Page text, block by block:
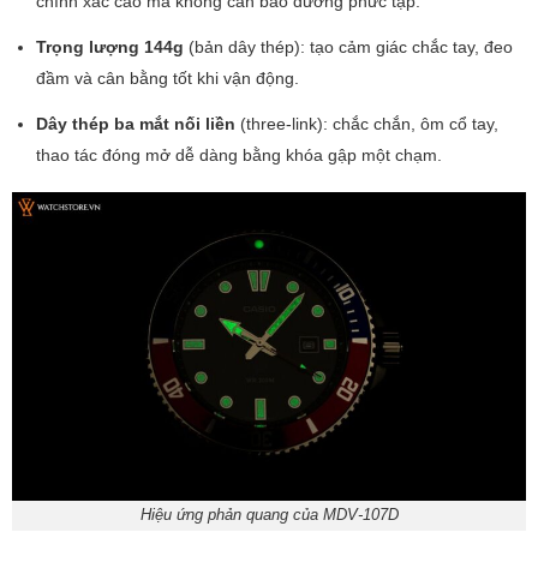
Trọng lượng 144g (bản dây thép): tạo cảm giác chắc tay, đeo
đầm và cân bằng tốt khi vận động.
Dây thép ba mắt nối liền (three-link): chắc chắn, ôm cổ tay,
thao tác đóng mở dễ dàng bằng khóa gập một chạm.
Hiệu ứng phản quang của MDV-107D